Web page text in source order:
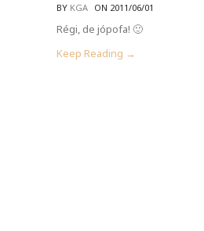
BY KGA ON 2011/06/01
Régi, de jópofa! 🙂
Keep Reading →